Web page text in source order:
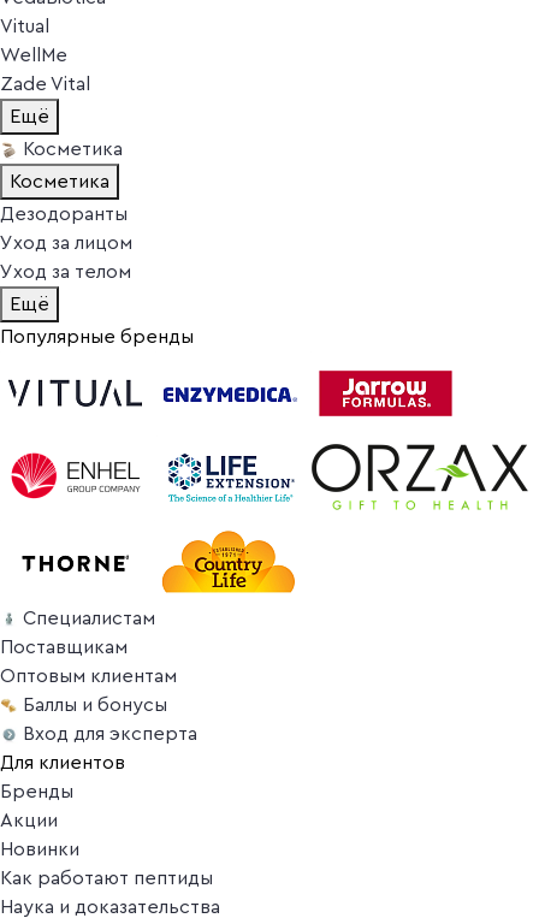
Vitual
WellMe
Zade Vital
Ещё
Косметика
Косметика
Дезодоранты
Уход за лицом
Уход за телом
Ещё
Популярные бренды
Специалистам
Поставщикам
Оптовым клиентам
Баллы и бонусы
Вход для эксперта
Для клиентов
Бренды
Акции
Новинки
Как работают пептиды
Наука и доказательства